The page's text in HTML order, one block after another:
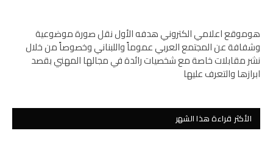
هوموقع اعلامي الكتروني هدفه الأول نقل صورة موضوعية
وشفافة عن المجتمع العربي عموماً واللبناني وخصوصاً من خلال
نشر مقابلات خاصة مع شخصيات رائدة في مجالها المهني بقصد
ابرازها والتعرف عليها
الأكثر قراءة هذا الشهر